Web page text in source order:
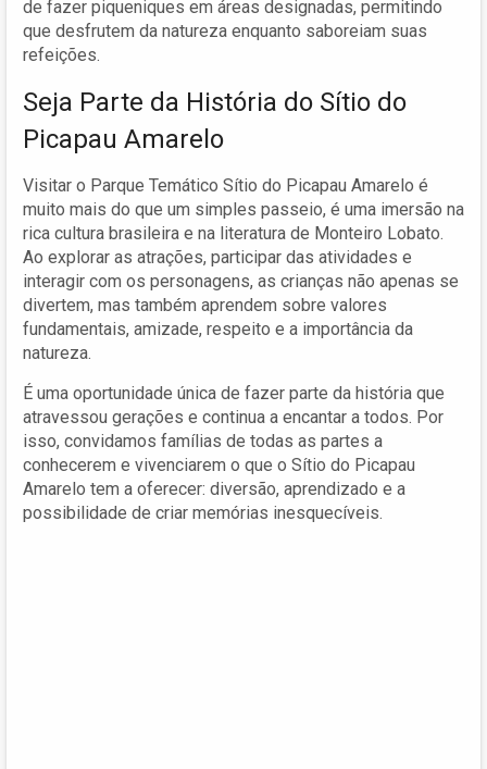
de fazer piqueniques em áreas designadas, permitindo
que desfrutem da natureza enquanto saboreiam suas
refeições.
Seja Parte da História do Sítio do
Picapau Amarelo
Visitar o Parque Temático Sítio do Picapau Amarelo é
muito mais do que um simples passeio, é uma imersão na
rica cultura brasileira e na literatura de Monteiro Lobato.
Ao explorar as atrações, participar das atividades e
interagir com os personagens, as crianças não apenas se
divertem, mas também aprendem sobre valores
fundamentais, amizade, respeito e a importância da
natureza.
É uma oportunidade única de fazer parte da história que
atravessou gerações e continua a encantar a todos. Por
isso, convidamos famílias de todas as partes a
conhecerem e vivenciarem o que o Sítio do Picapau
Amarelo tem a oferecer: diversão, aprendizado e a
possibilidade de criar memórias inesquecíveis.